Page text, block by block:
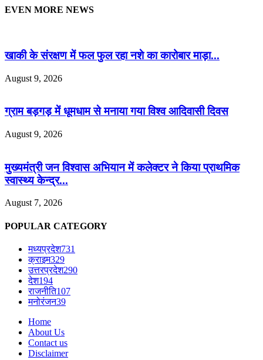
EVEN MORE NEWS
खाकी के संरक्षण में फल फुल रहा नशे का कारोबार माड़ा...
August 9, 2026
ग्राम बड़गड़ में धूमधाम से मनाया गया विश्व आदिवासी दिवस
August 9, 2026
मुख्यमंत्री जन विश्वास अभियान में कलेक्टर ने किया प्राथमिक
स्वास्थ्य केन्द्र...
August 7, 2026
POPULAR CATEGORY
मध्यप्रदेश731
क्राइम329
उत्तरप्रदेश290
देश194
राजनीति107
मनोरंजन39
Home
About Us
Contact us
Disclaimer